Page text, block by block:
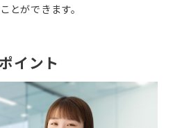
とができます。
イント